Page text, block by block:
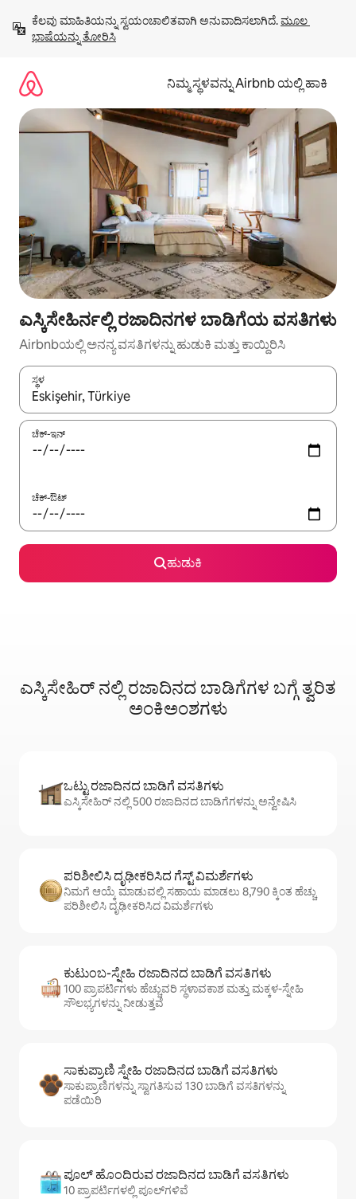
ಹೋಗಿ
ಕೆಲವು ಮಾಹಿತಿಯನ್ನು ಸ್ವಯಂಚಾಲಿತವಾಗಿ ಅನುವಾದಿಸಲಾಗಿದೆ. ಮೂಲ
ಭಾಷೆಯನ್ನು ತೋರಿಸಿ
ನಿಮ್ಮ ಸ್ಥಳವನ್ನು Airbnb ಯಲ್ಲಿ ಹಾಕಿ
ಎಸ್ಕಿಸೇಹಿರ್ನಲ್ಲಿ ರಜಾದಿನಗಳ ಬಾಡಿಗೆಯ ವಸತಿಗಳು
Airbnbಯಲ್ಲಿ ಅನನ್ಯ ವಸತಿಗಳನ್ನು ಹುಡುಕಿ ಮತ್ತು ಕಾಯ್ದಿರಿಸಿ
ಸ್ಥಳ
ಫಲಿತಾಂಶಗಳು ಲಭ್ಯವಿರುವಾಗ, ಅಪ್ ಮತ್ತು ಡೌನ್ ಬಾಣದ ಕೀಲಿಗಳೊಂದಿಗೆ
ಚೆಕ್-ಇನ್
ಚೆಕ್-ಔಟ್
ಹುಡುಕಿ
ಎಸ್ಕಿಸೇಹಿರ್ ನಲ್ಲಿ ರಜಾದಿನದ ಬಾಡಿಗೆಗಳ ಬಗ್ಗೆ ತ್ವರಿತ
ಅಂಕಿಅಂಶಗಳು
ಒಟ್ಟು ರಜಾದಿನದ ಬಾಡಿಗೆ ವಸತಿಗಳು
ಎಸ್ಕಿಸೇಹಿರ್ ನಲ್ಲಿ 500 ರಜಾದಿನದ ಬಾಡಿಗೆಗಳನ್ನು ಅನ್ವೇಷಿಸಿ
ಪರಿಶೀಲಿಸಿ ದೃಢೀಕರಿಸಿದ ಗೆಸ್ಟ್ ವಿಮರ್ಶೆಗಳು
ನಿಮಗೆ ಆಯ್ಕೆ ಮಾಡುವಲ್ಲಿ ಸಹಾಯ ಮಾಡಲು 8,790 ಕ್ಕಿಂತ ಹೆಚ್ಚು
ಪರಿಶೀಲಿಸಿ ದೃಢೀಕರಿಸಿದ ವಿಮರ್ಶೆಗಳು
ಕುಟುಂಬ-ಸ್ನೇಹಿ ರಜಾದಿನದ ಬಾಡಿಗೆ ವಸತಿಗಳು
100 ಪ್ರಾಪರ್ಟಿಗಳು ಹೆಚ್ಚುವರಿ ಸ್ಥಳಾವಕಾಶ ಮತ್ತು ಮಕ್ಕಳ-ಸ್ನೇಹಿ
ಸೌಲಭ್ಯಗಳನ್ನು ನೀಡುತ್ತವೆ
ಸಾಕುಪ್ರಾಣಿ ಸ್ನೇಹಿ ರಜಾದಿನದ ಬಾಡಿಗೆ ವಸತಿಗಳು
ಸಾಕುಪ್ರಾಣಿಗಳನ್ನು ಸ್ವಾಗತಿಸುವ 130 ಬಾಡಿಗೆ ವಸತಿಗಳನ್ನು
ಪಡೆಯಿರಿ
ಪೂಲ್ ಹೊಂದಿರುವ ರಜಾದಿನದ ಬಾಡಿಗೆ ವಸತಿಗಳು
10 ಪ್ರಾಪರ್ಟಿಗಳಲ್ಲಿ ಪೂಲ್‌‌‌‌‌‌‌‌‌ಗಳಿವೆ